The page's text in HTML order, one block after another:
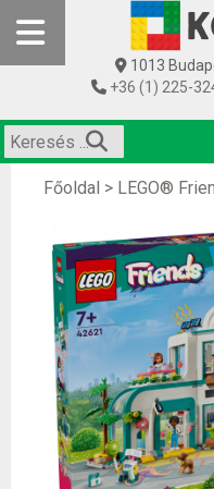
1013
+36 (1) 225-
Főoldal > LEGO®